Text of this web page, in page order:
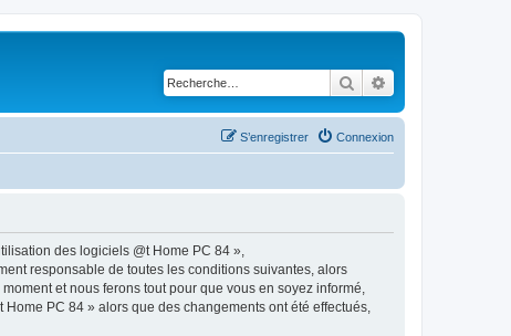
Rechercher
Connexion
S’enregistrer
des logiciels @t Home PC 84 »,
responsable de toutes les conditions suivantes, alors
et nous ferons tout pour que vous en soyez informé,
PC 84 » alors que des changements ont été effectués,